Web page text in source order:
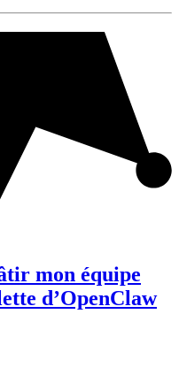
mon équipe
d’OpenClaw